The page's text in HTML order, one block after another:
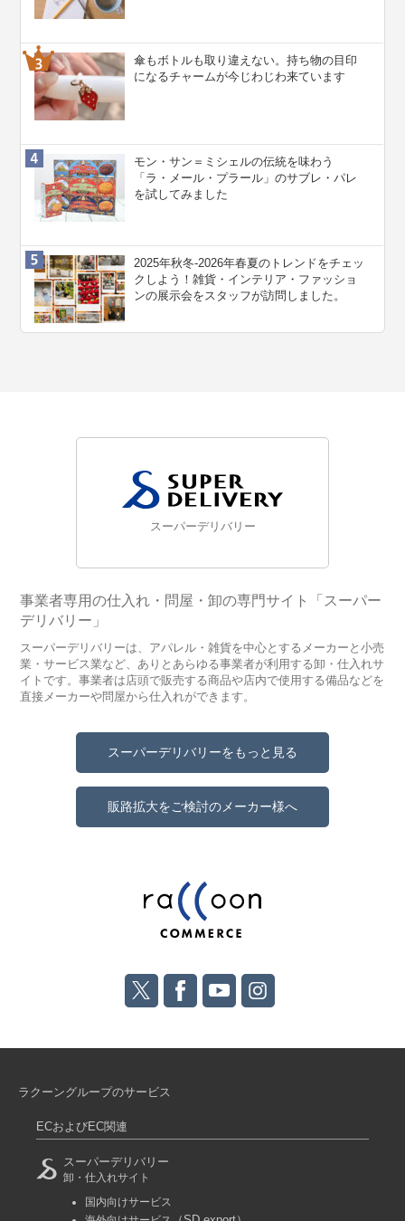
傘もボトルも取り違えない。持ち物の目印
になるチャームが今じわじわ来ています
モン・サン＝ミシェルの伝統を味わう
「ラ・メール・プラール」のサブレ・パレ
を試してみました
2025年秋冬-2026年春夏のトレンドをチェッ
クしよう！雑貨・インテリア・ファッショ
ンの展示会をスタッフが訪問しました。
スーパーデリバリー
事業者専用の仕入れ・問屋・卸の専門サイト「スーパー
デリバリー」
スーパーデリバリーは、アパレル・雑貨を中心とするメーカーと小売
業・サービス業など、ありとあらゆる事業者が利用する卸・仕入れサ
イトです。事業者は店頭で販売する商品や店内で使用する備品などを
直接メーカーや問屋から仕入れができます。
スーパーデリバリーをもっと見る
販路拡大をご検討のメーカー様へ
ラクーングループのサービス
ECおよびEC関連
スーパーデリバリー
卸・仕入れサイト
国内向けサービス